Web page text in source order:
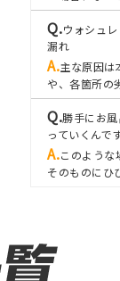
ウォシュ
漏れ
主な原因は
や、各箇所の
勝手にお
っていくんで
このような
そのものにひ